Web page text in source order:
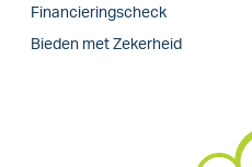
Financieringscheck
Bieden met Zekerheid